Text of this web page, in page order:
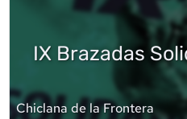
IX Brazadas
Chiclana de la Frontera